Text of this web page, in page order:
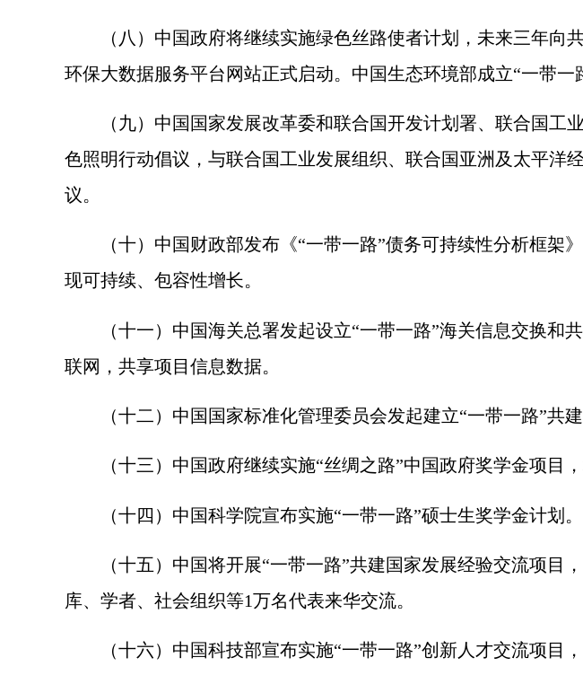
（八）中国政府将继续实施绿色丝路使者计划，未来三年向
环保大数据服务平台网站正式启动。中国生态环境部成立“一带一
（九）中国国家发展改革委和联合国开发计划署、联合国工
色照明行动倡议，与联合国工业发展组织、联合国亚洲及太平洋
议。
（十）中国财政部发布《“一带一路”债务可持续性分析框架
现可持续、包容性增长。
（十一）中国海关总署发起设立“一带一路”海关信息交换和
联网，共享项目信息数据。
（十二）中国国家标准化管理委员会发起建立“一带一路”共建
（十三）中国政府继续实施“丝绸之路”中国政府奖学金项目，
（十四）中国科学院宣布实施“一带一路”硕士生奖学金计划。
（十五）中国将开展“一带一路”共建国家发展经验交流项目
库、学者、社会组织等1万名代表来华交流。
（十六）中国科技部宣布实施“一带一路”创新人才交流项目